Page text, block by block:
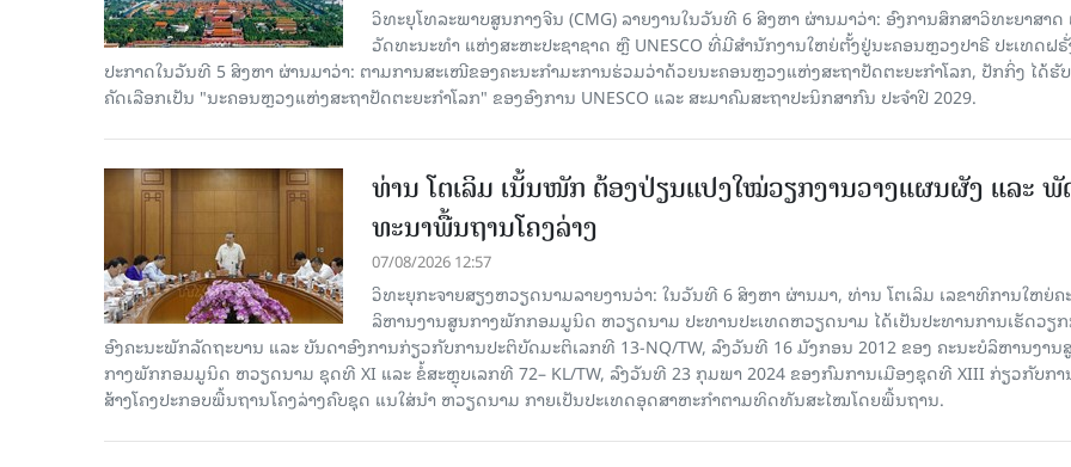
ວິທະຍຸໂທລະພາບສູນກາງຈີນ (CMG) ລາຍງານໃນວັນທີ 6 ສິງຫາ ຜ່ານມາວ່າ: ອົງການສຶກສາວິທະຍາສາດ
ວັດທະນະທຳ ແຫ່ງສະຫະປະຊາຊາດ ຫຼື UNESCO ທີ່ມີສຳນັກງານໃຫຍ່ຕັ້ງຢູ່ນະຄອນ​ຫຼວງປາຣີ ປະເທດຝຣັ່
ປະກາດໃນວັນທີ 5 ສິງຫາ ຜ່ານມາວ່າ: ຕາມການສະເໜີຂອງຄະນະກຳມະການຮ່ວມວ່າດ້ວຍນະຄອນຫຼວງແຫ່ງສະຖາປັດຕະຍະກຳໂລກ, ປັກກິ່ງ ໄດ້ຮັ
ຄັດ​ເລືອກເປັນ "ນະຄອນຫຼວງແຫ່ງສະຖາປັດຕະຍະກຳໂລກ" ຂອງອົງການ UNESCO ແລະ ສະມາ​ຄົມສະຖາປະນິກສາກົນ ປະຈຳປີ 2029.
ທ່ານ ໂຕ​ເລິມ ເນັ້ນໜັກ ຕ້ອງ​ປ່ຽນ​ແປງ​ໃໝ່​ວຽກ​ງານ​ວາງ​ແຜນ​ຜັງ ແລະ ​ພັ
ທະ​ນາ​ພື້ນ​ຖານ​ໂຄງ​ລ່າງ
07/08/2026 12:57
ວິທະຍຸກະຈາຍສຽງຫວຽດນາມລາຍງານວ່າ: ໃນ​ວັນ​ທີ 6 ສິງ​ຫາ ຜ່ານມາ, ທ່ານ ໂຕ​ເລິມ ເລ​ຂາ​ທິ​ການ​ໃຫຍ່​ຄ
ລິ​ຫານ​ງານ​ສູນ​ກາງ​ພັກ​ກອມ​ມູ​ນິດ ຫວຽດ​ນາມ ປະ​ທານ​ປະ​ເທດຫວຽດ​ນາມ ໄດ້​ເປັນ​ປະ​ທານ​ການ​ເຮັດ​ວຽ
ອົງ​ຄະ​ນະ​ພັກ​ລັດ​ຖະ​ບານ ແລະ ບັນ​ດາ​ອົງ​ການ​ກ່ຽວ​ກັບ​ການ​ປະ​ຕິ​ບັດ​ມະ​ຕິ​ເລກ​ທີ 13-NQ/TW, ລົງວັນ​ທີ 16 ມັງ​ກອນ 2012 ຂອງ ຄະ​ນະ​ບໍ​ລິ​ຫານ​ງານ​
ກາງ​ພັກ​ກອມ​ມູ​ນິດ ຫວຽດ​ນາມ ຊຸດ​ທີ XI ແລະ ຂໍ້​ສະ​ຫຼຸບ​ເລກ​ທີ 72– KL/TW, ​ລົງວັນ​ທີ 23 ກຸມ​ພາ 2024 ຂອງ​ກົມ​ການ​ເມື​ອງ​ຊຸດ​ທີ XIII ກ່ຽວ​ກັບ​ກ
ສ້າງ​ໂຄງ​ປະ​ກອບ​ພື້ນ​ຖານ​ໂຄງ​ລ່າງຄົບ​ຊຸດ ແນ​ໃສ່​ນຳ ຫວຽດ​ນາມ ກາຍ​ເປັນ​ປະ​ເທດ​ອຸດ​ສາ​ຫະ​ກຳ​ຕາມ​ທິດ​ທັນ​ສະ​ໄໝ​ໂດຍ​ພື້ນ​ຖານ.